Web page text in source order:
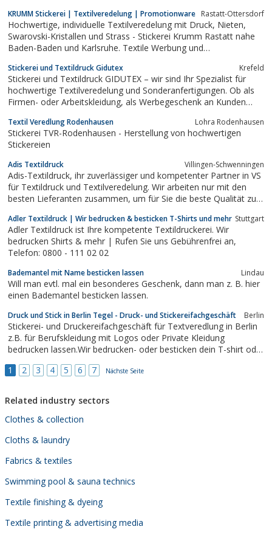
KRUMM Stickerei | Textilveredelung | Promotionware Rastatt-Ottersdorf
Hochwertige, individuelle Textilveredelung mit Druck, Nieten,
Swarovski-Kristallen und Strass - Stickerei Krumm Rastatt nahe
Baden-Baden und Karlsruhe. Textile Werbung und
Gestickte, beflockte oder gedruckte Logos auf Textilien wie
Polos, Frottierware, Jacken,...
Stickerei und Textildruck Gidutex Krefeld
Stickerei und Textildruck GIDUTEX – wir sind Ihr Spezialist für
hochwertige Textilveredelung und Sonderanfertigungen. Ob als
Firmen- oder Arbeitskleidung, als Werbegeschenk an Kunden
und setzen Ihre Corporate Fashion professionell um. Mit der von
uns gebotenen...
Textil Veredlung Rodenhausen Lohra Rodenhausen
Stickerei TVR-Rodenhausen - Herstellung von hochwertigen
Stickereien
Adis Textildruck Villingen-Schwenningen
Adis-Textildruck, ihr zuverlässiger und kompetenter Partner in VS
für Textildruck und Textilveredelung. Wir arbeiten nur mit den
besten Lieferanten zusammen, um für Sie die beste Qualität zu
Adler Textildruck | Wir bedrucken & besticken T-Shirts und mehr Stuttgart
Adler Textildruck ist Ihre kompetente Textildruckerei. Wir
bedrucken Shirts & mehr | Rufen Sie uns Gebührenfrei an,
Telefon: 0800 - 111 02 02
Bademantel mit Name besticken lassen Lindau
Will man evtl. mal ein besonderes Geschenk, dann man z. B. hier
einen Bademantel besticken lassen.
Druck und Stick in Berlin Tegel - Druck- und Stickereifachgeschäft Berlin
Stickerei- und Druckereifachgeschäft für Textveredlung in Berlin
z.B. für Berufskleidung mit Logos oder Private Kleidung
bedrucken lassen.Wir bedrucken- oder besticken dein T-shirt oder
dein Bild, gleich hier bei Facebook.
1 2 3 4 5 6 7 Nächste Seite
Related industry sectors
Clothes & collection
Cloths & laundry
Fabrics & textiles
Swimming pool & sauna technics
Textile finishing & dyeing
Textile printing & advertising media